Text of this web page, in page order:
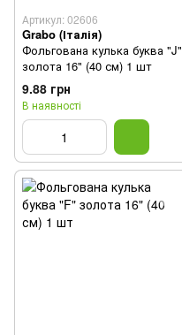
Артикул: 02606
Grabo (Італія)
Фольгована кулька буква "J"
золота 16" (40 см) 1 шт
9.88 грн
В наявності